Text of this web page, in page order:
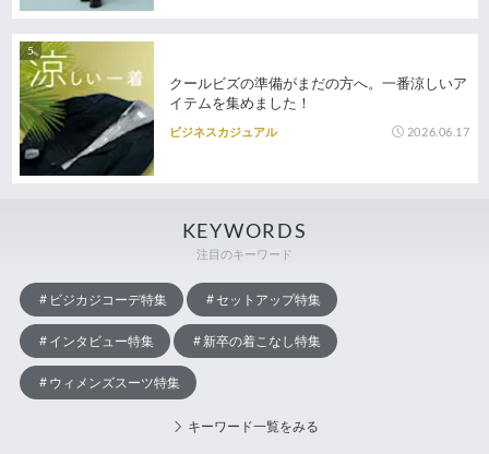
クールビズの準備がまだの方へ。一番涼しいア
イテムを集めました！
ビジネスカジュアル 2026.06.17
KEYWORDS
注目のキーワード
ビジカジコーデ特集 セットアップ特集
インタビュー特集 新卒の着こなし特集
ウィメンズスーツ特集
キーワード一覧をみる